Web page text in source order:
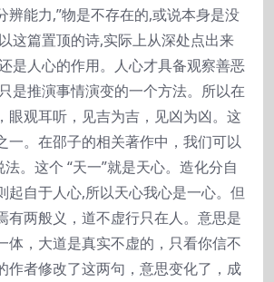
辨能力,”物是不存在的,或说本身是没
这篇置顶的诗,实际上从深处点出来
是人心的作用。人心才具备观察善恶
是推演事情演变的一个方法。所以在
眼观耳听，见吉为吉，见凶为凶。这
一。在邵子的相关著作中，我们可以
法。这个 “天一”就是天心。造化分自
起自于人心,所以天心我心是一心。但
有两般义，道不虚行只在人。意思是
体，大道是真实不虚的，只看你信不
作者修改了这两句，意思变化了，成